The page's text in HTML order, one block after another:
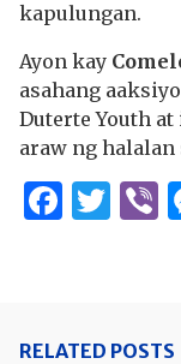
kapulungan.
Ayon kay
asahang
Duterte Youth
araw ng halalan
RELATED POSTS